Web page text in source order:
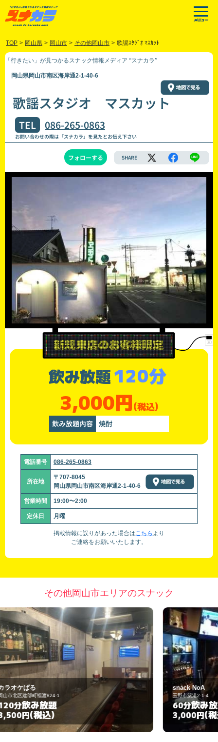
TOP > 岡山県 > 岡山市 > その他岡山市 > 歌謡ｽﾀｼﾞｵ ﾏｽｶｯﾄ
「行きたい」が見つかるスナック情報メディア “スナカラ”
岡山県岡山市南区海岸通2-1-40-6
歌謡スタジオ マスカット
TEL 086-265-0863
お問い合わせの際は「スナカラ」を見たとお伝え下さい
フォローする SHARE
飲み放題120分
3,000円(税込)
飲み放題内容 焼酎
電話番号 086-265-0863
所在地
〒707-8045
岡山県岡山市南区海岸通2-1-40-6
営業時間 19:00〜2:00
定休日 月曜
掲載情報に誤りがあった場合はこちら より
ご連絡をお願いいたします。
その他岡山市エリアのスナック
玉野市築港2-1-4
60分飲み放題
3,000円 (税込)